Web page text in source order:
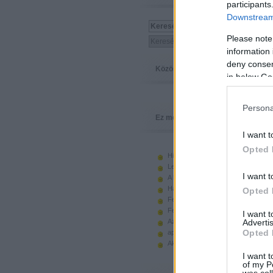
Please
information
deny
in below
I want
Opted
I want
Opted
I want
Opted
I want
of my
Közösség
Ez megy
Hiányzó elemek beszerzése
Legoland Németország 2010
A kastélyok képes története
Használt legót piacról
Feltörjük a legó ugart
Fehérítsd ki!
Az Indiana Jones készletek
apró. hirdetés.
Akciók, újdonságok a polcon,